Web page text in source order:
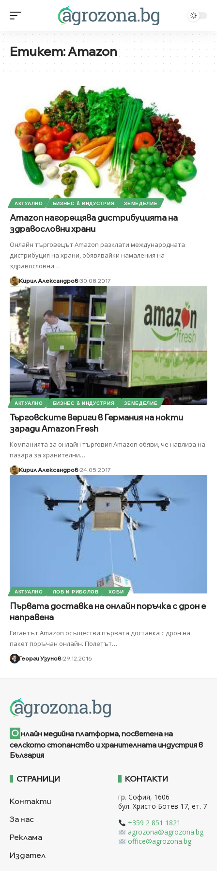
Етикет:Amazon
АКТУАЛНО БИЗНЕС & ИНДУСТРИЯ ЗЕМЕДЕЛИЕ
Amazon нагорещява дистрибуцията на
здравословни храни
Онлайн търговецът Amazon разклати международната
дистрибуция на храни, обявявайки намаления на
здравословни…
Кирил Александров 30.08.2017
АКТУАЛНО БИЗНЕС & ИНДУСТРИЯ ЗЕМЕДЕЛИЕ
Търговските вериги в Германия на нокти
заради Amazon Fresh
Компанията за онлайн търговия Amazon обяви, че навлиза на
пазара за хранителни…
Кирил Александров 24.05.2017
АКТУАЛНО ЛОВ И РИБОЛОВ ХОБИ
Първата доставка на онлайн поръчка с дрон е
направена
Гигантът Amazon осъществи първата доставка с дрон на
пакет поръчан онлайн. Полетът…
Георги Узунов 29.12.2016
О нлайн медийна платформа, посветена на
селското стопанство и хранителната индустрия в
България
СТРАНИЦИ
Контакти
За нас
Реклама
Издател
КОНТАКТИ
гр. София, 1606
бул. Христо Ботев 17, ет. 7
+359 2 851 1821
agrozona@agrozona.bg
office@agrozona.bg